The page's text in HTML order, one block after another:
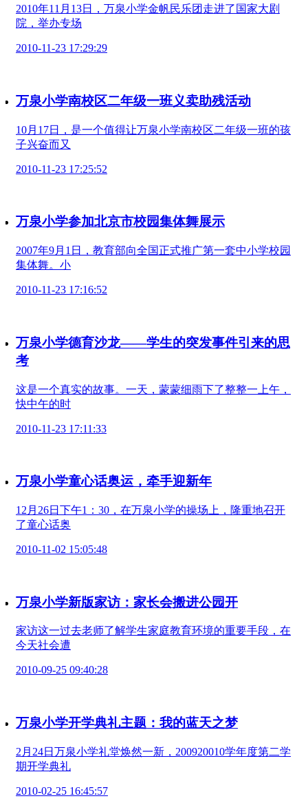
2010年11月13日，万泉小学金帆民乐团走进了国家大剧
院，举办专场
2010-11-23 17:29:29
万泉小学南校区二年级一班义卖助残活动
10月17日，是一个值得让万泉小学南校区二年级一班的孩
子兴奋而又
2010-11-23 17:25:52
万泉小学参加北京市校园集体舞展示
2007年9月1日，教育部向全国正式推广第一套中小学校园
集体舞。小
2010-11-23 17:16:52
万泉小学德育沙龙——学生的突发事件引来的思
考
这是一个真实的故事。一天，蒙蒙细雨下了整整一上午，
快中午的时
2010-11-23 17:11:33
万泉小学童心话奥运，牵手迎新年
12月26日下午1：30，在万泉小学的操场上，隆重地召开
了童心话奥
2010-11-02 15:05:48
万泉小学新版家访：家长会搬进公园开
家访这一过去老师了解学生家庭教育环境的重要手段，在
今天社会遭
2010-09-25 09:40:28
万泉小学开学典礼主题：我的蓝天之梦
2月24日万泉小学礼堂焕然一新，200920010学年度第二学
期开学典礼
2010-02-25 16:45:57